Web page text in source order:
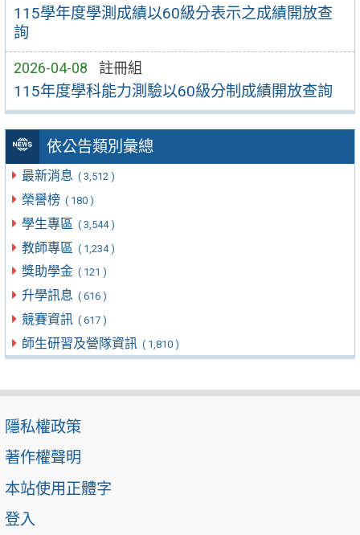
115學年度學測成績以60級分表示之成績開放查
詢
2026-04-08 註冊組
115年度學科能力測驗以60級分制成績開放查詢
依公告類別彙總
最新消息 ( 3,512 )
榮譽榜 ( 180 )
學生專區 ( 3,544 )
教師專區 ( 1,234 )
獎助學金 ( 121 )
升學訊息 ( 616 )
競賽資訊 ( 617 )
師生研習及營隊資訊 ( 1,810 )
隱私權政策
著作權聲明
本站使用正體字
登入